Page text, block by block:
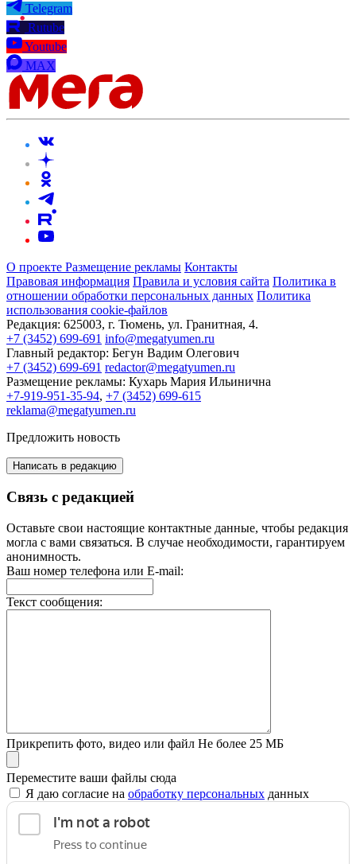
Telegram
Rutube
Youtube
MAX
О проекте Размещение рекламы Контакты
Правовая информация Правила и условия сайта Политика в
отношении обработки персональных данных Политика
использования cookie-файлов
Редакция: 625003, г. Тюмень, ул. Гранитная, 4.
+7 (3452) 699-691 info@megatyumen.ru
Главный редактор: Бегун Вадим Олегович
+7 (3452) 699-691 redactor@megatyumen.ru
Размещение рекламы: Кухарь Мария Ильинична
+7-919-951-35-94, +7 (3452) 699-615
reklama@megatyumen.ru
Предложить новость
Написать в редакцию
Связь с редакцией
Оставьте свои настоящие контактные данные, чтобы редакция
могла с вами связаться. В случае необходимости, гарантируем
анонимность.
Ваш номер телефона или E-mail:
Текст сообщения:
Прикрепить фото, видео или файл Не более 25 МБ
Переместите ваши файлы сюда
Я даю согласие на обработку персональных данных